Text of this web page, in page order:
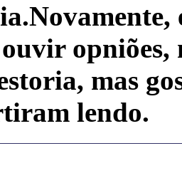
opniões,
mas
lendo.